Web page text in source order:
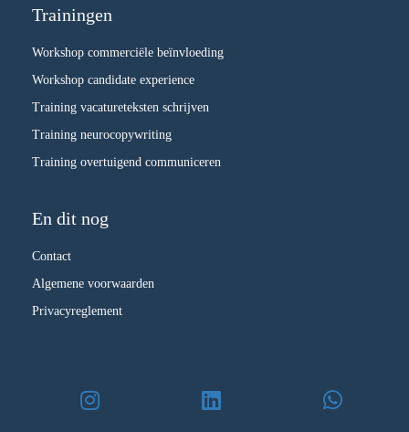
Trainingen
Workshop commerciële beïnvloeding
Workshop candidate experience
Training vacatureteksten schrijven
Training neurocopywriting
Training overtuigend communiceren
En dit nog
Contact
Algemene voorwaarden
Privacyreglement